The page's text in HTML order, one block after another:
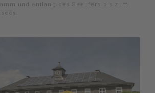
und entlang des Seeufers bis zum